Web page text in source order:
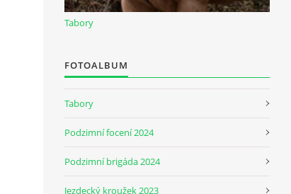
Tabory
FOTOALBUM
Tabory
Podzimní focení 2024
Podzimní brigáda 2024
Jezdecký kroužek 2023